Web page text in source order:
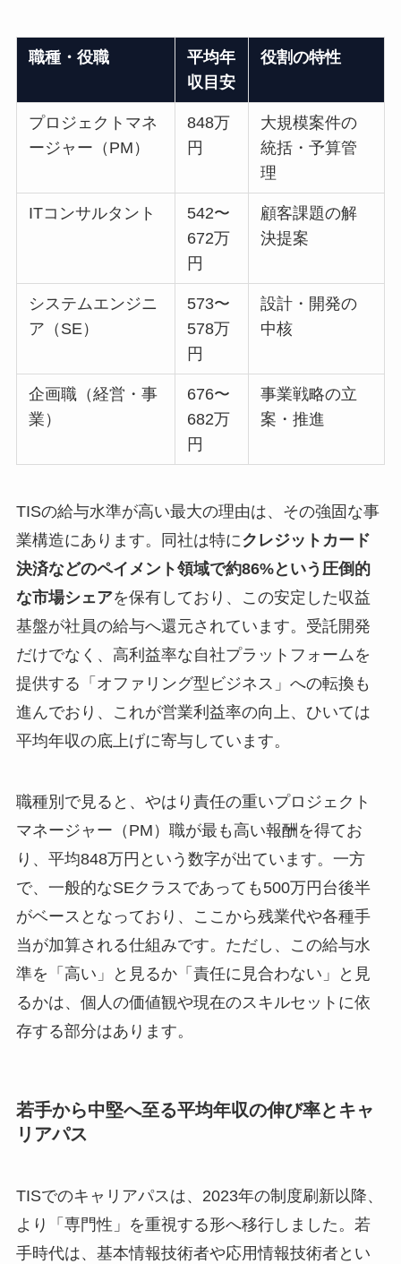
職種・役職
平均年
収目安
役割の特性
プロジェクトマネ
ージャー（PM）
848万
円
大規模案件の
統括・予算管
理
ITコンサルタント
542〜
672万
円
顧客課題の解
決提案
システムエンジニ
ア（SE）
573〜
578万
円
設計・開発の
中核
企画職（経営・事
業）
676〜
682万
円
事業戦略の立
案・推進
TISの給与水準が高い最大の理由は、その強固な事
業構造にあります。同社は特にクレジットカード
決済などのペイメント領域で約86%という圧倒的
な市場シェアを保有しており、この安定した収益
基盤が社員の給与へ還元されています。受託開発
だけでなく、高利益率な自社プラットフォームを
提供する「オファリング型ビジネス」への転換も
進んでおり、これが営業利益率の向上、ひいては
平均年収の底上げに寄与しています。
職種別で見ると、やはり責任の重いプロジェクト
マネージャー（PM）職が最も高い報酬を得てお
り、平均848万円という数字が出ています。一方
で、一般的なSEクラスであっても500万円台後半
がベースとなっており、ここから残業代や各種手
当が加算される仕組みです。ただし、この給与水
準を「高い」と見るか「責任に見合わない」と見
るかは、個人の価値観や現在のスキルセットに依
存する部分はあります。
若手から中堅へ至る平均年収の伸び率とキャ
リアパス
TISでのキャリアパスは、2023年の制度刷新以降、
より「専門性」を重視する形へ移行しました。若
手時代は、基本情報技術者や応用情報技術者とい